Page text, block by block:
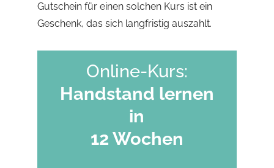
Gutschein für einen solchen Kurs ist ein
Geschenk, das sich langfristig auszahlt.
Online-Kurs:
Handstand lernen
in
12 Wochen